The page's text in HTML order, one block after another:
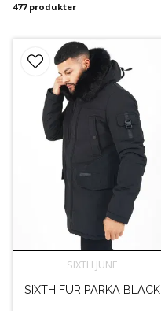
477 produkter
SIXTH JUNE
SIXTH FUR PARKA BLACK